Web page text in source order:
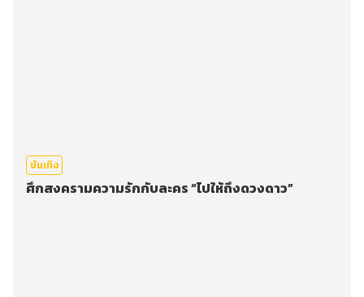
บันเทิง
ศึกสงครามความรักกับละคร “ไปให้ถึงดวงดาว”